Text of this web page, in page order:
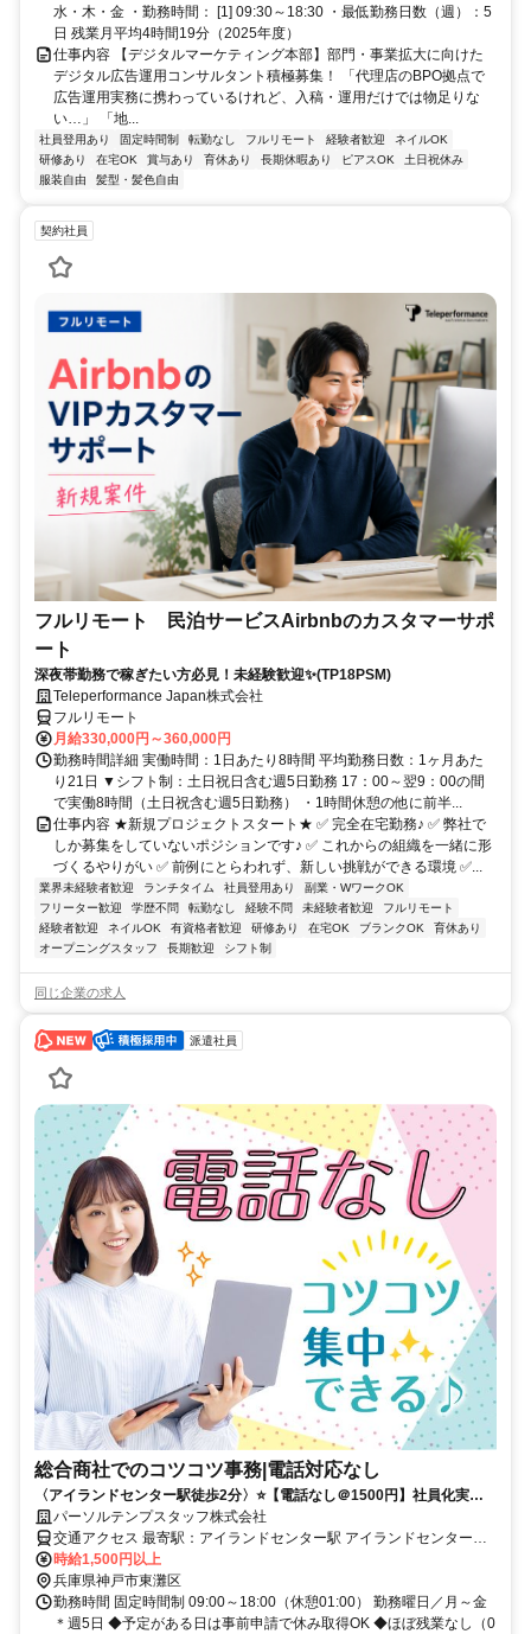
水・木・金 ・勤務時間： [1] 09:30～18:30 ・最低勤務日数（週）：5
日 残業月平均4時間19分（2025年度）
仕事内容 【デジタルマーケティング本部】部門・事業拡大に向けた
デジタル広告運用コンサルタント積極募集！ 「代理店のBPO拠点で
広告運用実務に携わっているけれど、入稿・運用だけでは物足りな
い…」 「地...
社員登用あり 固定時間制 転勤なし フルリモート 経験者歓迎
ネイルOK
研修あり
在宅OK 賞与あり 育休あり 長期休暇あり ピアスOK
土日祝休み
服装自由
髪型・髪色自由
契約社員
フルリモート 民泊サービスAirbnbのカスタマーサポ
ート
深夜帯勤務で稼ぎたい方必見！未経験歓迎✨(TP18PSM)
Teleperformance Japan株式会社
フルリモート
月給330,000円～360,000円
勤務時間詳細 実働時間：1日あたり8時間 平均勤務日数：1ヶ月あた
り21日 ▼シフト制：土日祝日含む週5日勤務 17：00～翌9：00の間
で実働8時間（土日祝含む週5日勤務） ・1時間休憩の他に前半...
仕事内容 ★新規プロジェクトスタート★ ✅ 完全在宅勤務♪ ✅ 弊社で
しか募集をしていないポジションです♪ ✅ これからの組織を一緒に形
づくるやりがい ✅ 前例にとらわれず、新しい挑戦ができる環境 ✅...
業界未経験者歓迎 ランチタイム 社員登用あり
副業・WワークOK
フリーター歓迎
学歴不問 転勤なし 経験不問 未経験者歓迎
フルリモート
経験者歓迎
ネイルOK 有資格者歓迎 研修あり 在宅OK ブランクOK
育休あり
オープニングスタッフ
長期歓迎 シフト制
同じ企業の求人
派遣社員
総合商社でのコツコツ事務|電話対応なし
〈アイランドセンター駅徒歩2分〉⭐️【電話なし＠1500円】社員化実績
あり★綺麗×充実の環境で快適↑
パーソルテンプスタッフ株式会社
交通アクセス 最寄駅：アイランドセンター駅 アイランドセンター駅
より徒歩2分 ＊交通費全額支給
時給1,500円以上
兵庫県神戸市東灘区
勤務時間 固定時間制 09:00～18:00（休憩01:00） 勤務曜日／月～金
＊週5日 ◆予定がある日は事前申請で休み取得OK ◆ほぼ残業なし（0